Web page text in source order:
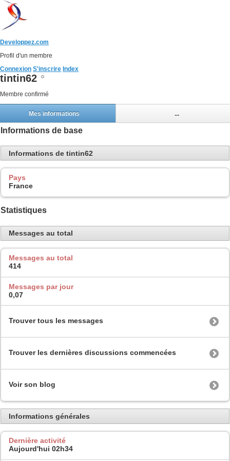
Developpez.com
Profil d'un membre
Connexion S'inscrire Index
tintin62
Membre confirmé
Mes informations ...
Informations de base
Informations de tintin62
Pays
France
Statistiques
Messages au total
Messages au total
414
Messages par jour
0,07
Trouver tous les messages
Trouver les dernières discussions commencées
Voir son blog
Informations générales
Dernière activité
Aujourd'hui 02h34